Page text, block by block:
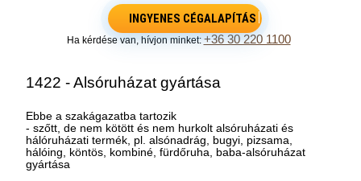
INGYENES CÉGALAPÍTÁS
Ha kérdése van, hívjon minket: +36 30 220 1100
1422 - Alsóruházat gyártása
Ebbe a szakágazatba tartozik
- szőtt, de nem kötött és nem hurkolt alsóruházati és
hálóruházati termék, pl. alsónadrág, bugyi, pizsama,
hálóing, köntös, kombiné, fürdőruha, baba-alsóruházat
gyártása